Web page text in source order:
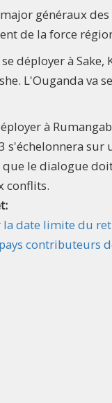
généraux
de la force
déployer à
L'Ouganda va
à
sur
le dialogue
conflits.
la date limite du
contributeurs